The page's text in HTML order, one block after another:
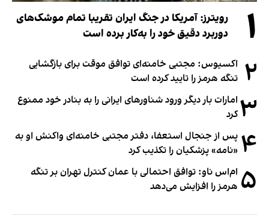
۱
رویترز: آمریکا در جنگ ایران تقریبا تمام موشک‌های
دوربرد دقیق خود را به‌کار برده است
۲ اکسیوس: مجتبی خامنه‌ای توافق موقت برای بازگشایی
تنگه هرمز را تایید کرده است
۳ امارات بار دیگر ورود شناورهای ایرانی را به بنادر خود ممنوع
کرد
۴ پس از جنجال استعفا، دفتر مجتبی خامنه‌ای واکنش او به
«نامه» پزشکیان را تکذیب کرد
۵ ام‌اس ناو: توافق احتمالی با عمان کنترل تهران بر تنگه
هرمز را افزایش می‌دهد